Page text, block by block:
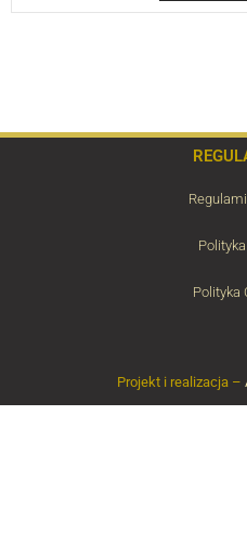
Polityka
Projekt i realizacja –